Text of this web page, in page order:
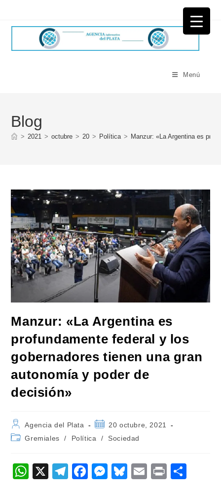
Menú
Blog
> 2021 > octubre > 20 > Política > Manzur: «La Argentina es
Manzur: «La Argentina es
profundamente federal y los
gobernadores tienen una gran
autonomía y poder de
decisión»
Autor
de
la
Agencia del Plata
Publicación
la
20 octubre, 2021
Categoría
entrada:
Gremiales / Política / Sociedad
W
X
T
F
M
Bl
E
Pr